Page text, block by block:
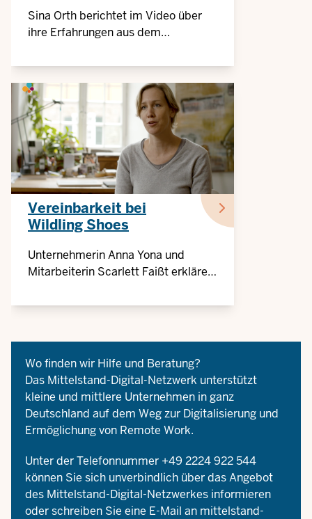
Sina Orth berichtet im Video über
ihre Erfahrungen aus dem
Vereinbarkeit bei
Wildling Shoes
Unternehmerin Anna Yona und
Mitarbeiterin Scarlett Faißt erklären
festen Arbeitsplatz für ein ganzes
Wo finden wir Hilfe und Beratung?
Das Mittelstand-Digital-Netzwerk unterstützt
kleine und mittlere Unternehmen in ganz
Deutschland auf dem Weg zur Digitalisierung und
Ermöglichung von Remote Work.
Unter der Telefonnummer +49 2224 922 544
können Sie sich unverbindlich über das Angebot
des Mittelstand-Digital-Netzwerkes informieren
oder schreiben Sie eine E-Mail an mittelstand-